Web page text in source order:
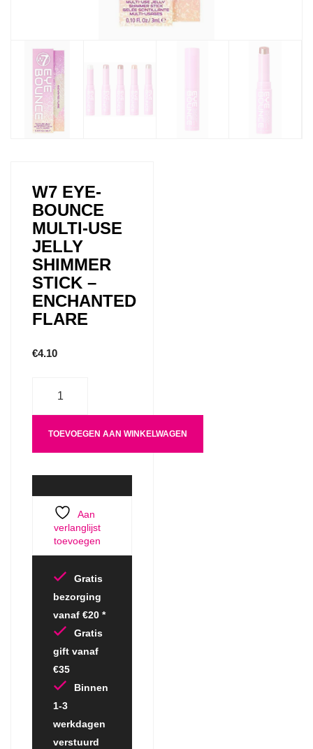
W7 EYE-
BOUNCE
MULTI-USE
JELLY
SHIMMER
STICK –
ENCHANTED
FLARE
€4.10
TOEVOEGEN AAN WINKELWAGEN
Aan
verlanglijst
toevoegen
Gratis
bezorging
vanaf €20 *
Gratis
gift vanaf
€35
Binnen
1-3
werkdagen
verstuurd